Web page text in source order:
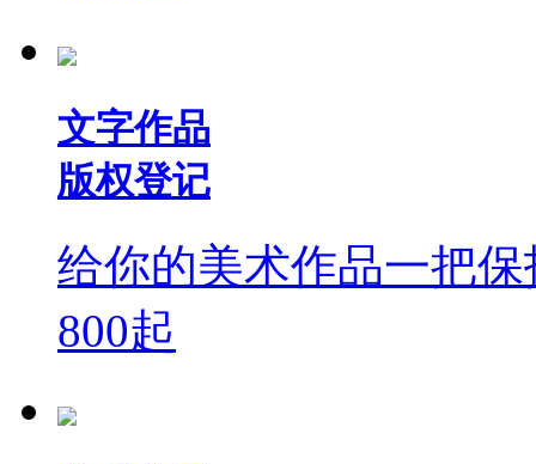
文字作品
版权登记
给你的美术作品一把保
800起